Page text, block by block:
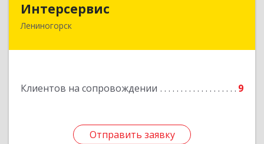
Интерсервис
Лениногорск
Клиентов на сопровождении 9
Отправить заявку
423250, Татарстан Респ, Лениногорск г,
Отправить заявку